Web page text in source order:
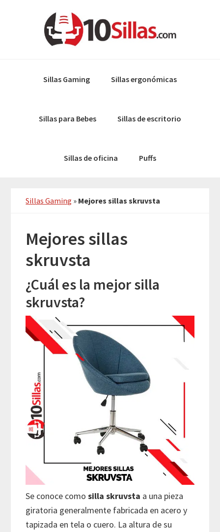
Sillas Gaming Sillas ergonómicas
Sillas para Bebes Sillas de escritorio
Sillas de oficina Puffs
Sillas Gaming » Mejores sillas skruvsta
Mejores sillas
skruvsta
¿Cuál es la mejor silla
skruvsta?
Se conoce comosilla skruvsta a una pieza
giratoria generalmente fabricada en acero y
tapizada en tela o cuero. La altura de su